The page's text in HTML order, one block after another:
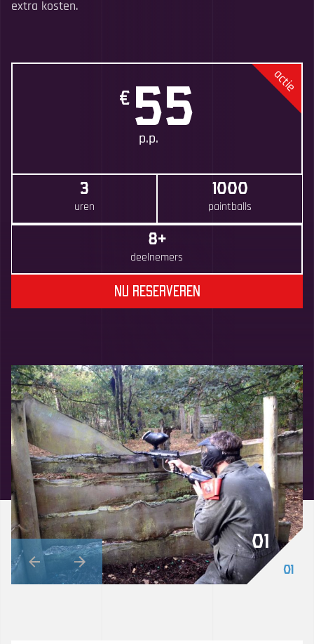
extra kosten.
actie
55
p.p.
3
uren
1000
paintballs
8+
deelnemers
Nu reserveren
01
01